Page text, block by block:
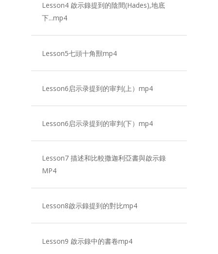
Lesson4 啟示錄提到的陰間(Hades),地底
下...mp4
Lesson5七頭十角獸mp4
Lesson6启示录提到的审判(上）mp4
Lesson6启示录提到的审判(下）mp4
Lesson7 描述和比較撒迦利亞書與啟示錄
MP4
Lesson8啟示錄提到的對比mp4
Lesson9 啟示錄中的書卷mp4